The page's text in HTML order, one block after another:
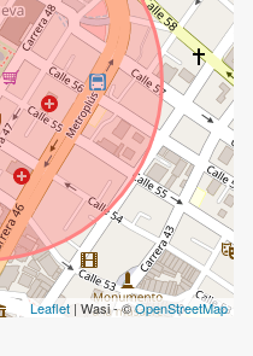
Leaflet | Wasi - ©OpenStreetMap